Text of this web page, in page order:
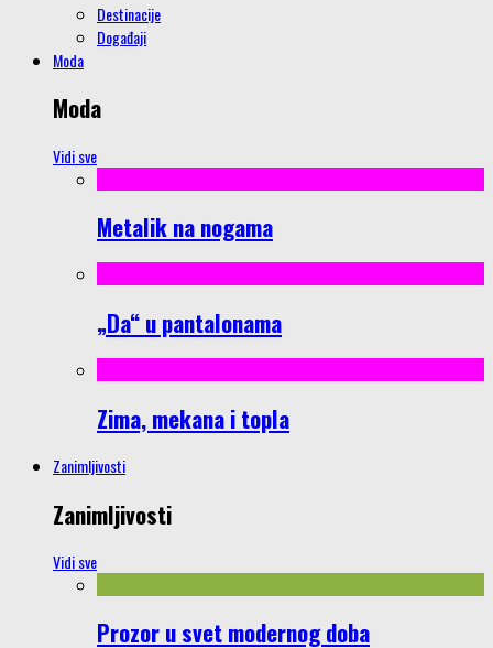
Destinacije
Događaji
Moda
Moda
Vidi sve
Metalik na nogama
„Da“ u pantalonama
Zima, mekana i topla
Zanimljivosti
Zanimljivosti
Vidi sve
Prozor u svet modernog doba